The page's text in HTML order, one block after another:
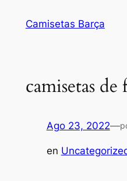
Camisetas Barça
camisetas
Ago 23, 2022—
en